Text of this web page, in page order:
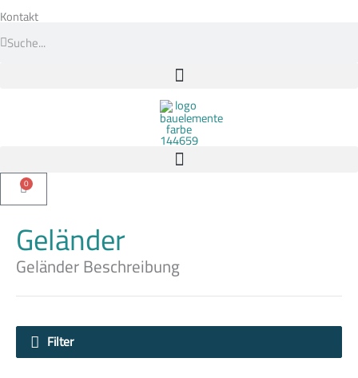
Inhalt
springen
Kontakt
Suche
Suche
0
Warenkorb
Geländer
Geländer Beschreibung
Filter